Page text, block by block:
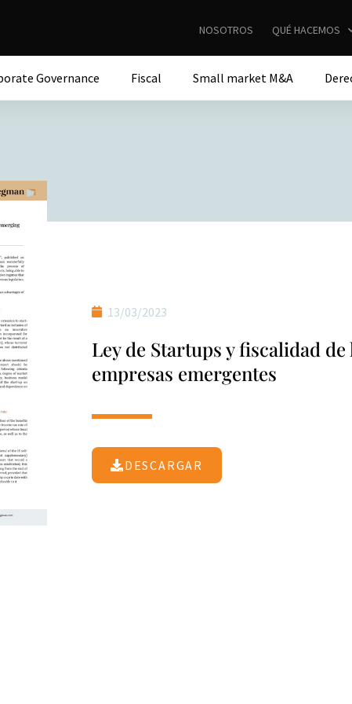
NOSOTROS QUÉ HACEMOS
Governance Fiscal Small market M&A
13/03/2023
Ley de Startups y fiscalidad de
empresas emergentes
DESCARGAR